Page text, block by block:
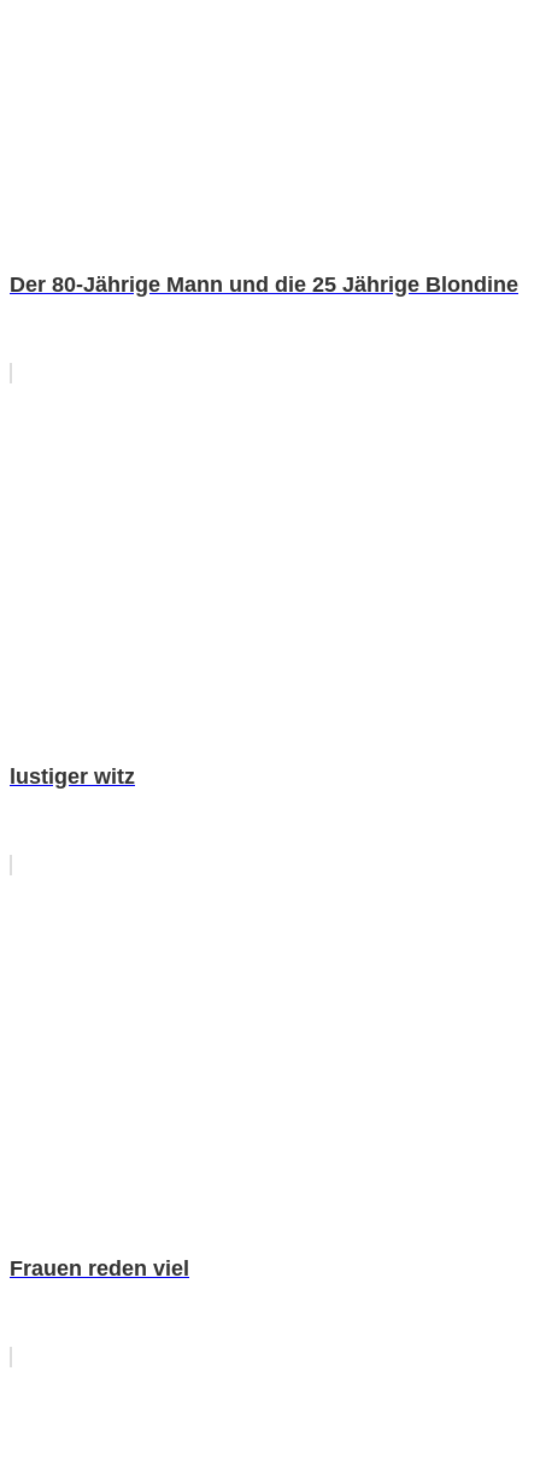
Der 80-Jährige Mann und die 25 Jährige Blondine
lustiger witz
Frauen reden viel